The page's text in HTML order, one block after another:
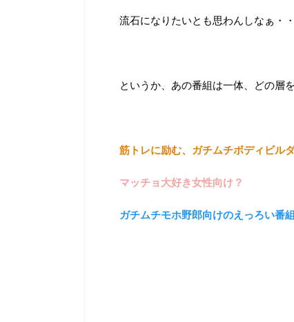
流石になりたいとも思わんしなぁ・・
というか、あの番組は一体、どの層
筋トレに励む、ガチムチボディビル
マッチョ大好き女性向け？
ガチムチモホ野郎向けのえっろい番